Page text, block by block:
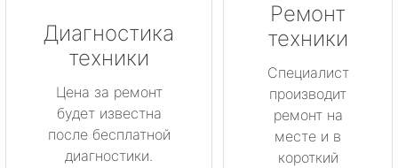
Диагностика
техники
Цена за ремонт
будет известна
после бесплатной
диагностики.
Ремонт
техники
Специалист
производит
ремонт на
месте и в
короткий